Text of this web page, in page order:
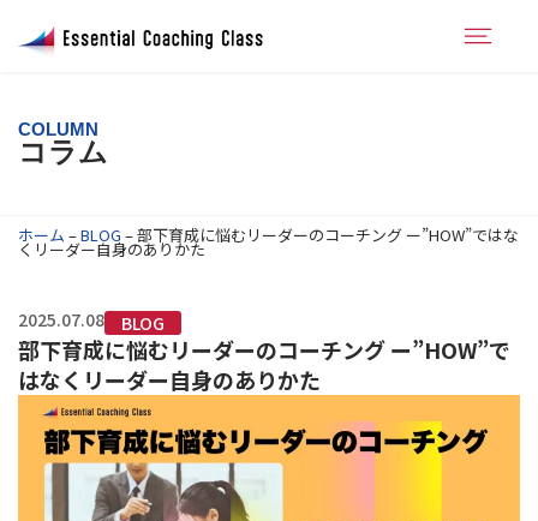
COLUMN
コラム
ホーム –BLOG –部下育成に悩むリーダーのコーチング ー”HOW”ではな
くリーダー自身のありかた
2025.07.08 BLOG
部下育成に悩むリーダーのコーチング ー”HOW”で
はなくリーダー自身のありかた